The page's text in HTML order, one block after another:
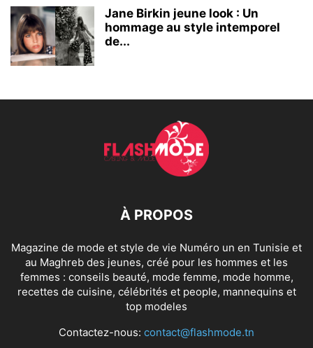
Jane Birkin jeune look : Un
hommage au style intemporel
de...
À PROPOS
Magazine de mode et style de vie Numéro un en Tunisie et
au Maghreb des jeunes, créé pour les hommes et les
femmes : conseils beauté, mode femme, mode homme,
recettes de cuisine, célébrités et people, mannequins et
top modeles
Contactez-nous: contact@flashmode.tn